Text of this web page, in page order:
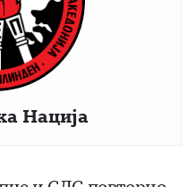
Нација